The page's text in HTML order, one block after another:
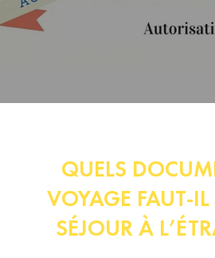
QUELS
VOYAGE FAUT-
SÉJOUR À